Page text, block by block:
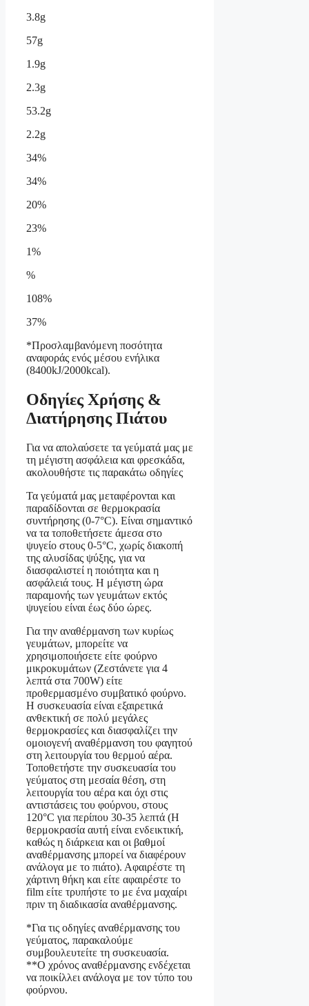
3.8g
57g
1.9g
2.3g
53.2g
2.2g
34%
34%
20%
23%
1%
%
108%
37%
*Προσλαμβανόμενη ποσότητα
αναφοράς ενός μέσου ενήλικα
(8400kJ/2000kcal).
Οδηγίες Χρήσης &
Διατήρησης Πιάτου
Για να απολαύσετε τα γεύματά μας με
τη μέγιστη ασφάλεια και φρεσκάδα,
ακολουθήστε τις παρακάτω οδηγίες
Τα γεύματά μας μεταφέρονται και
παραδίδονται σε θερμοκρασία
συντήρησης (0-7°C). Είναι σημαντικό
να τα τοποθετήσετε άμεσα στο
ψυγείο στους 0-5°C, χωρίς διακοπή
της αλυσίδας ψύξης, για να
διασφαλιστεί η ποιότητα και η
ασφάλειά τους. Η μέγιστη ώρα
παραμονής των γευμάτων εκτός
ψυγείου είναι έως δύο ώρες.
Για την αναθέρμανση των κυρίως
γευμάτων, μπορείτε να
χρησιμοποιήσετε είτε φούρνο
μικροκυμάτων (Ζεστάνετε για 4
λεπτά στα 700W) είτε
προθερμασμένο συμβατικό φούρνο.
Η συσκευασία είναι εξαιρετικά
ανθεκτική σε πολύ μεγάλες
θερμοκρασίες και διασφαλίζει την
ομοιογενή αναθέρμανση του φαγητού
στη λειτουργία του θερμού αέρα.
Τοποθετήστε την συσκευασία του
γεύματος στη μεσαία θέση, στη
λειτουργία του αέρα και όχι στις
αντιστάσεις του φούρνου, στους
120°C για περίπου 30-35 λεπτά (Η
θερμοκρασία αυτή είναι ενδεικτική,
καθώς η διάρκεια και οι βαθμοί
αναθέρμανσης μπορεί να διαφέρουν
ανάλογα με το πιάτο). Αφαιρέστε τη
χάρτινη θήκη και είτε αφαιρέστε το
film είτε τρυπήστε το με ένα μαχαίρι
πριν τη διαδικασία αναθέρμανσης.
*Για τις οδηγίες αναθέρμανσης του
γεύματος, παρακαλούμε
συμβουλευτείτε τη συσκευασία.
**Ο χρόνος αναθέρμανσης ενδέχεται
να ποικίλλει ανάλογα με τον τύπο του
φούρνου.